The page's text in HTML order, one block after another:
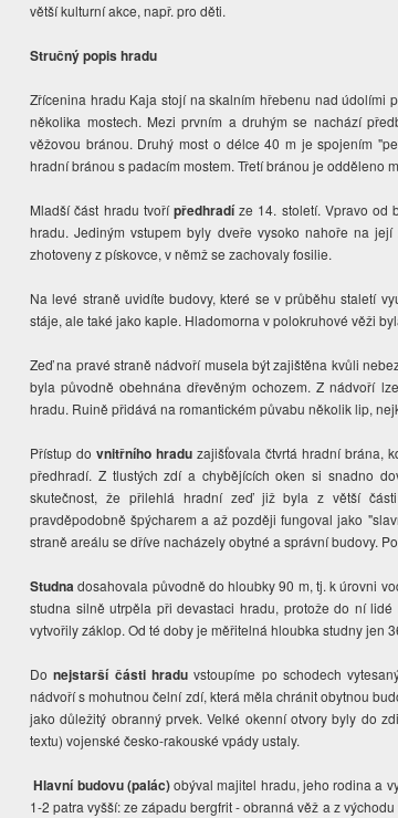
větší kulturní akce, např. pro děti.
Stručný popis hradu
Zřícenina hradu Kaja stojí na skalním hřebenu nad údolími
několika mostech. Mezi prvním a druhým se nachází
věžovou bránou. Druhý most o délce 40 m je spojením
hradní bránou s padacím mostem. Třetí bránou je odděleno
Mladší část hradu tvořípředhradíze 14. století. Vpravo od
hradu. Jediným vstupem byly dveře vysoko nahoře na
zhotoveny z pískovce, v němž se zachovaly fosilie.
Na levé straně uvidíte budovy, které se v průběhu staletí
stáje, ale také jako kaple. Hladomorna v polokruhové věži
Zeď na pravé straně nádvoří musela být zajištěna kvůli
byla původně obehnána dřevěným ochozem. Z nádvoří
hradu. Ruině přidává na romantickém půvabu několik lip,
Přístup dovnitřního hraduzajišťovala čtvrtá hradní brána,
předhradí. Z tlustých zdí a chybějících oken si snadno
skutečnost, že přilehlá hradní zeď již byla z větší
pravděpodobně špýcharem a až později fungoval jako
straně areálu se dříve nacházely obytné a správní budovy.
Studnadosahovala původně do hloubky 90 m, tj. k úrovni
studna silně utrpěla při devastaci hradu, protože do ní
vytvořily záklop. Od té doby je měřitelná hloubka studny jen
Donejstarší části hradu vstoupíme po schodech
nádvoří s mohutnou čelní zdí, která měla chránit obytnou
jako důležitý obranný prvek. Velké okenní otvory byly do
textu) vojenské česko-rakouské vpády ustaly.
Hlavní budovu (palác)obýval majitel hradu, jeho rodina a
1-2 patra vyšší: ze západu bergfrit - obranná věž a z